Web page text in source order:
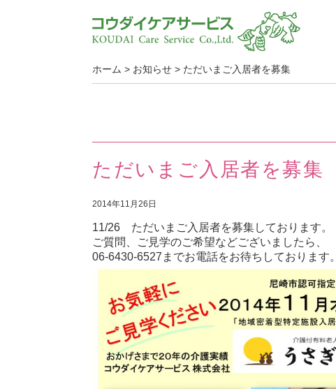
ホーム > お知らせ > ただいまご入居者を募集
ただいまご入居者を募集
2014年11月26日
11/26 ただいまご入居者を募集しております。
ご質問、ご見学のご希望などございましたら、
06-6430-6527までお電話をお待ちしております。